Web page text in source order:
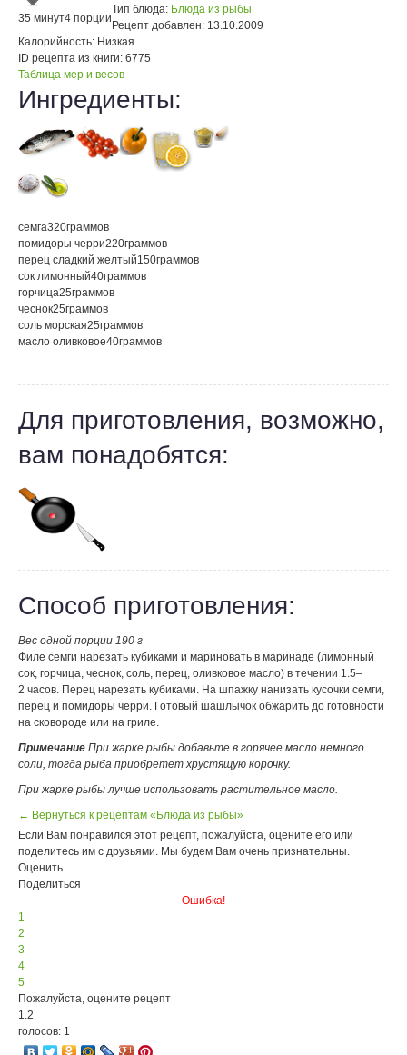
35 минут4 порции
Тип блюда: Блюда из рыбы
Рецепт добавлен: 13.10.2009
Калорийность: Низкая
ID рецепта из книги: 6775
Таблица мер и весов
Ингредиенты:
семга320граммов
помидоры черри220граммов
перец сладкий желтый150граммов
сок лимонный40граммов
горчица25граммов
чеснок25граммов
соль морская25граммов
масло оливковое40граммов
Для приготовления, возможно,
вам понадобятся:
Способ приготовления:
Вес одной порции 190 г
Филе семги нарезать кубиками и мариновать в маринаде (лимонный
сок, горчица, чеснок, соль, перец, оливковое масло) в течении 1.5–
2 часов. Перец нарезать кубиками. На шпажку нанизать кусочки семги,
перец и помидоры черри. Готовый шашлычок обжарить до готовности
на сковороде или на гриле.
Примечание При жарке рыбы добавьте в горячее масло немного
соли, тогда рыба приобретет хрустящую корочку.
При жарке рыбы лучше использовать растительное масло.
← Вернуться к рецептам «Блюда из рыбы»
Если Вам понравился этот рецепт, пожалуйста, оцените его или
поделитесь им с друзьями. Мы будем Вам очень признательны.
Оценить
Поделиться
Ошибка!
1
2
3
4
5
Пожалуйста, оцените рецепт
1.2
голосов: 1